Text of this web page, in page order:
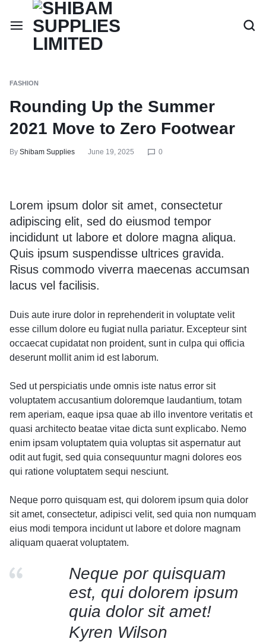
FASHION
Rounding Up the Summer
2021 Move to Zero Footwear
By Shibam Supplies June 19, 2025 0
Lorem ipsum dolor sit amet, consectetur
adipiscing elit, sed do eiusmod tempor
incididunt ut labore et dolore magna aliqua.
Quis ipsum suspendisse ultrices gravida.
Risus commodo viverra maecenas accumsan
lacus vel facilisis.
Duis aute irure dolor in reprehenderit in voluptate velit
esse cillum dolore eu fugiat nulla pariatur. Excepteur sint
occaecat cupidatat non proident, sunt in culpa qui officia
deserunt mollit anim id est laborum.
Sed ut perspiciatis unde omnis iste natus error sit
voluptatem accusantium doloremque laudantium, totam
rem aperiam, eaque ipsa quae ab illo inventore veritatis et
quasi architecto beatae vitae dicta sunt explicabo. Nemo
enim ipsam voluptatem quia voluptas sit aspernatur aut
odit aut fugit, sed quia consequuntur magni dolores eos
qui ratione voluptatem sequi nesciunt.
Neque porro quisquam est, qui dolorem ipsum quia dolor
sit amet, consectetur, adipisci velit, sed quia non numquam
eius modi tempora incidunt ut labore et dolore magnam
aliquam quaerat voluptatem.
Neque por quisquam
est, qui dolorem ipsum
quia dolor sit amet!
Kyren Wilson